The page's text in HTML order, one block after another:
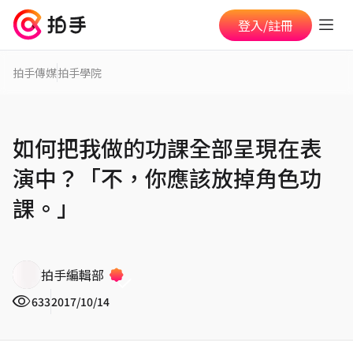
登入/註冊
拍手傳媒拍手學院
如何把我做的功課全部呈現在表
演中？「不，你應該放掉角色功
課。」
拍手編輯部
6332017/10/14